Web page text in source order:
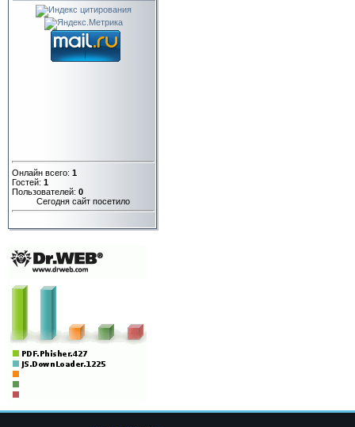
Онлайн всего: 1
Гостей: 1
Пользователей: 0
Сегодня сайт посетило